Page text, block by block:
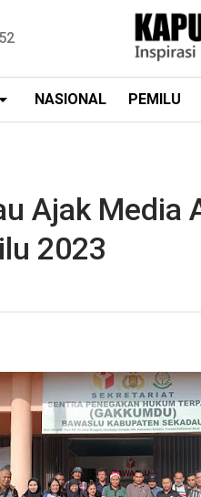
NASIONAL PEMILU
Ajak Media
2023